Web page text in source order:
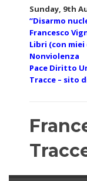
Sunday, 9th
“Disarmo
Francesco
Libri (con
Nonviolenza
Pace Diritto
Tracce – sito